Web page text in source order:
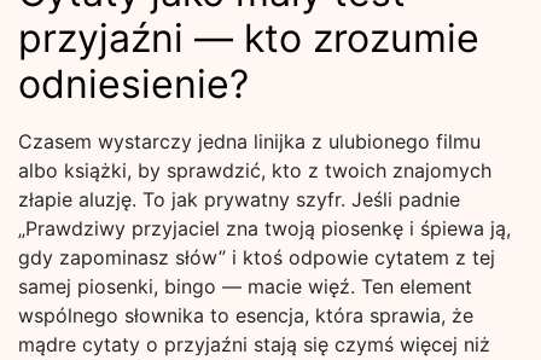
przyjaźni — kto zrozumie
odniesienie?
Czasem wystarczy jedna linijka z ulubionego filmu
albo książki, by sprawdzić, kto z twoich znajomych
złapie aluzję. To jak prywatny szyfr. Jeśli padnie
„Prawdziwy przyjaciel zna twoją piosenkę i śpiewa ją,
gdy zapominasz słów” i ktoś odpowie cytatem z tej
samej piosenki, bingo — macie więź. Ten element
wspólnego słownika to esencja, która sprawia, że
mądre cytaty o przyjaźni stają się czymś więcej niż